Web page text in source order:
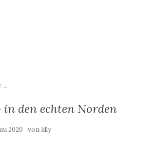
...
den echten Norden
2020 vonlilly